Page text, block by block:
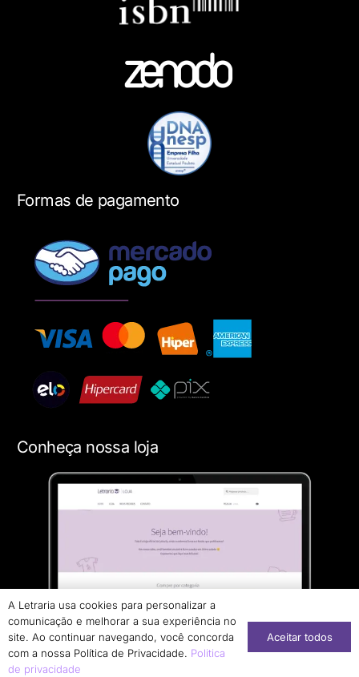
Formas de pagamento
Conheça nossa loja
A Letraria usa cookies para personalizar a
comunicação e melhorar a sua experiência no
site. Ao continuar navegando, você concorda
com a nossa Política de Privacidade. Politica
de privacidade
Aceitar todos